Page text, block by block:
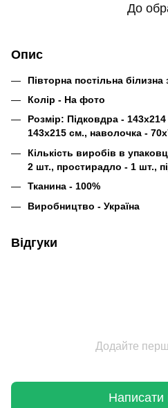
До
Опис
Півторна постільна
Колір - На фото
Розмір: Підковдра -
143х215 см., наволочка -
Кількість виробів в
2 шт., простирадло - 1 шт.,
Тканина - 100%
Виробництво - Україна
Відгуки
Додайте
Написати